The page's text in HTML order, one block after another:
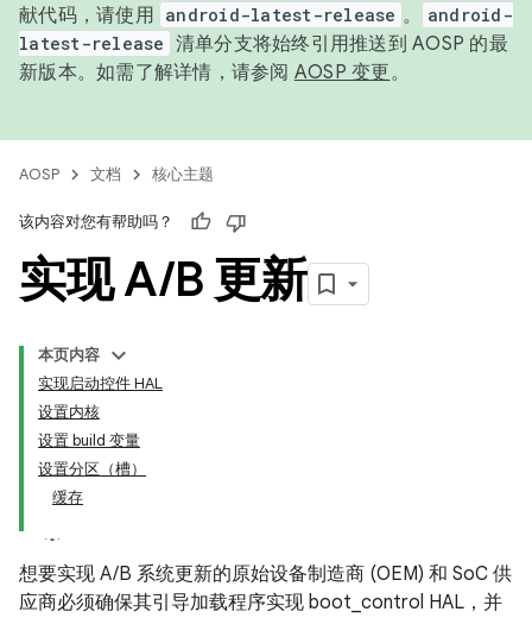
献代码，请使用 android-latest-release 。
android-
latest-release 清单分支将始终引用推送到 AOSP 的最
新版本。如需了解详情，请参阅 AOSP 变更。
AOSP 文档 核心主题
该内容对您有帮助吗？
实现 A/B 更新
本页内容
实现启动控件 HAL
设置内核
设置 build 变量
设置分区（槽）
缓存
想要实现 A/B 系统更新的原始设备制造商 (OEM) 和 SoC 供
应商必须确保其引导加载程序实现 boot_control HAL，并